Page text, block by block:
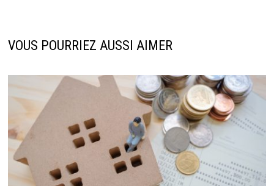
VOUS POURRIEZ AUSSI AIMER